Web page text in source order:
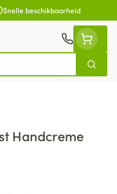
Snelle beschikbaarheid
Zoek
Handcreme